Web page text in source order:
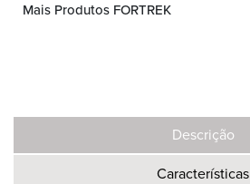
Mais Produtos FORTREK
Descrição
Características